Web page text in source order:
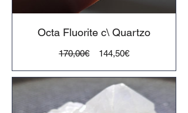
Octa Fluorite c\ Quartzo
170,00€
Preço
144,50€Preço